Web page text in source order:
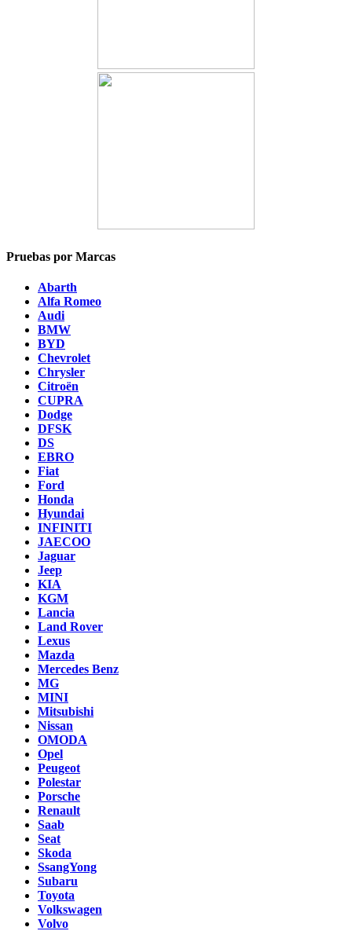
Pruebas por Marcas
Abarth
Alfa Romeo
Audi
BMW
BYD
Chevrolet
Chrysler
Citroën
CUPRA
Dodge
DFSK
DS
EBRO
Fiat
Ford
Honda
Hyundai
INFINITI
JAECOO
Jaguar
Jeep
KIA
KGM
Lancia
Land Rover
Lexus
Mazda
Mercedes Benz
MG
MINI
Mitsubishi
Nissan
OMODA
Opel
Peugeot
Polestar
Porsche
Renault
Saab
Seat
Skoda
SsangYong
Subaru
Toyota
Volkswagen
Volvo